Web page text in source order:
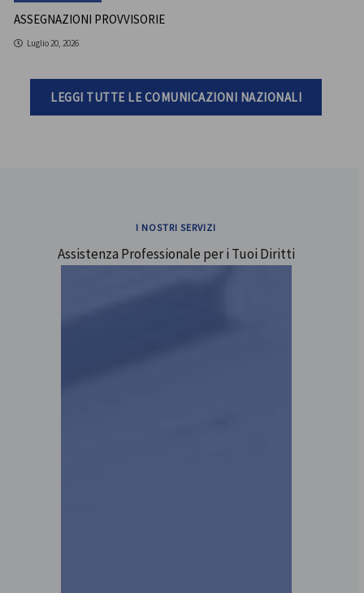
ASSEGNAZIONI PROVVISORIE
Luglio 20, 2026
LEGGI TUTTE LE COMUNICAZIONI NAZIONALI
I NOSTRI SERVIZI
Assistenza Professionale per i Tuoi Diritti